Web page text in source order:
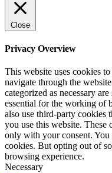
Close
Privacy Overview
This website uses cookies
navigate through the
categorized as necessary
essential for the working of
also use third-party cookies
you use this website.
only with your consent. You
cookies. But opting out of
browsing experience.
Necessary